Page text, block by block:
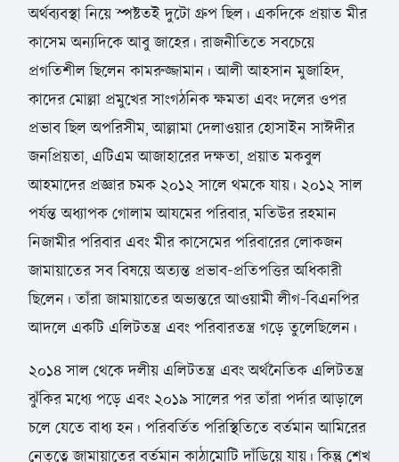
অর্থব্যবস্থা নিয়ে স্পষ্টতই দুটো গ্রুপ ছিল। একদিকে প্রয়াত মীর
কাসেম অন্যদিকে আবু জাহের। রাজনীতিতে সবচেয়ে
প্রগতিশীল ছিলেন কামরুজ্জামান। আলী আহসান মুজাহিদ,
কাদের মোল্লা প্রমুখের সাংগঠনিক ক্ষমতা এবং দলের ওপর
প্রভাব ছিল অপরিসীম, আল্লামা দেলাওয়ার হোসাইন সাঈদীর
জনপ্রিয়তা, এটিএম আজাহারের দক্ষতা, প্রয়াত মকবুল
আহমাদের প্রজ্ঞার চমক ২০১২ সালে থমকে যায়। ২০১২ সাল
পর্যন্ত অধ্যাপক গোলাম আযমের পরিবার, মতিউর রহমান
নিজামীর পরিবার এবং মীর কাসেমের পরিবারের লোকজন
জামায়াতের সব বিষয়ে অত্যন্ত প্রভাব-প্রতিপত্তির অধিকারী
ছিলেন। তাঁরা জামায়াতের অভ্যন্তরে আওয়ামী লীগ-বিএনপির
আদলে একটি এলিটতন্ত্র এবং পরিবারতন্ত্র গড়ে তুলেছিলেন।
২০১৪ সাল থেকে দলীয় এলিটতন্ত্র এবং অর্থনৈতিক এলিটতন্ত্র
ঝুঁকির মধ্যে পড়ে এবং ২০১৯ সালের পর তাঁরা পর্দার আড়ালে
চলে যেতে বাধ্য হন। পরিবর্তিত পরিস্থিতিতে বর্তমান আমিরের
নেতৃত্বে জামায়াতের বর্তমান কাঠামোটি দাঁড়িয়ে যায়। কিন্তু শেখ